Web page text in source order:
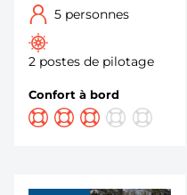
5 personnes
2 postes de pilotage
Confort à bord